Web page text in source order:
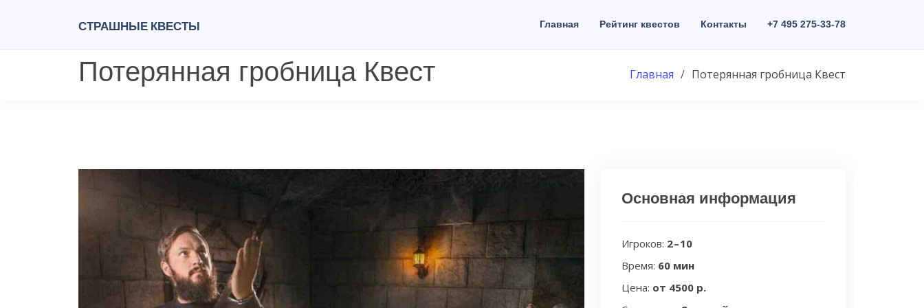
Страшные квесты Главная Рейтинг квестов Контакты +7 495 275-33-78
Потерянная гробница Квест Главная Потерянная гробница Квест
Основная информация
Игроков: 2 – 10
Время: 60 мин
Цена: от 4500 р.